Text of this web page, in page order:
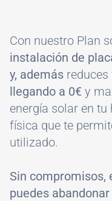
Con nuestro Plan
instalación de
y, además reduces
llegando a 0€ y
energía solar en
física que te
utilizado.
Sin compromisos,
puedes